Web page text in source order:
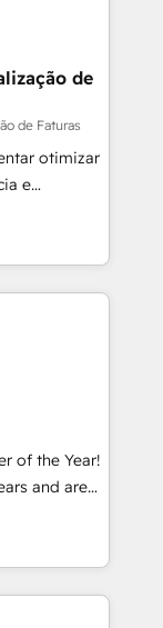
we
alinea
desde las
como
y escalar
sin orden
de
de Faturas
otimizar
e
para
organizar
é
HubSpot
com nota
50% na
em
rotinas
of the Year!
and are
technically